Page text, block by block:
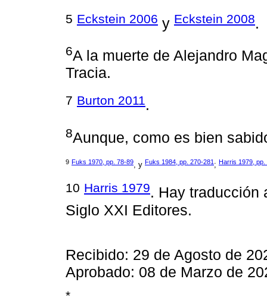
5 Eckstein 2006 y Eckstein 2008.
6A la muerte de Alejandro
Tracia.
7 Burton 2011.
8Aunque, como es bien
9 Fuks 1970, pp. 78-89, y Fuks 1984, pp. 270-281 ; Harris 1979, pp.
10 Harris 1979. Hay traducción
Siglo XXI Editores.
Recibido: 29 de Agosto de
Aprobado: 08 de Marzo de
*